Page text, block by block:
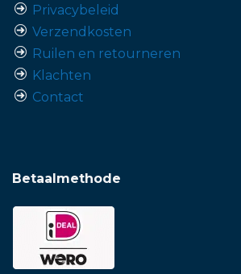
Privacybeleid
Verzendkosten
Ruilen en retourneren
Klachten
Contact
Betaalmethode